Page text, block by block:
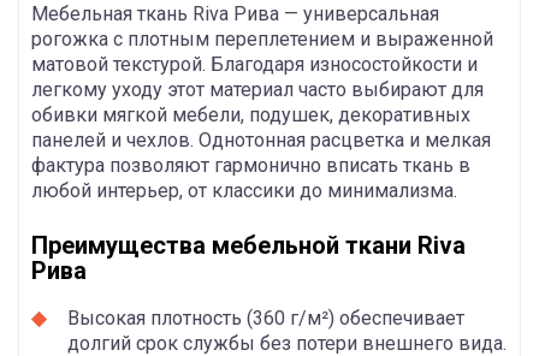
Мебельная ткань Riva Рива — универсальная
рогожка с плотным переплетением и выраженной
матовой текстурой. Благодаря износостойкости и
легкому уходу этот материал часто выбирают для
обивки мягкой мебели, подушек, декоративных
панелей и чехлов. Однотонная расцветка и мелкая
фактура позволяют гармонично вписать ткань в
любой интерьер, от классики до минимализма.
Преимущества мебельной ткани Riva
Рива
Высокая плотность (360 г/м²) обеспечивает
долгий срок службы без потери внешнего вида.